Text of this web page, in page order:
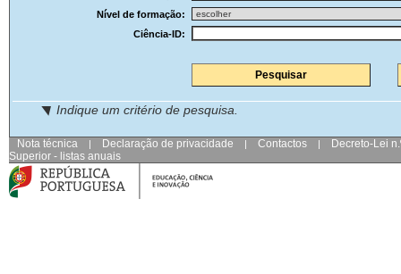
Nível de formação:
Ciência-ID:
◥ Indique um critério de pesquisa.
Nota técnica | Declaração de privacidade | Contactos |
Decreto-Lei
Superior - listas anuais